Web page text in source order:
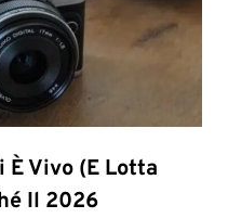
È Vivo (e Lotta
Il 2026